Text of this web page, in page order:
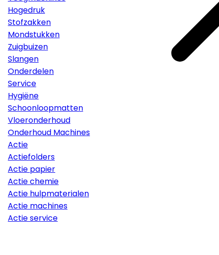
Hogedruk
Stofzakken
Mondstukken
Zuigbuizen
Slangen
Onderdelen
Service
Hygiëne
Schoonloopmatten
Vloeronderhoud
Onderhoud Machines
Actie
Actiefolders
Actie papier
Actie chemie
Actie hulpmaterialen
Actie machines
Actie service